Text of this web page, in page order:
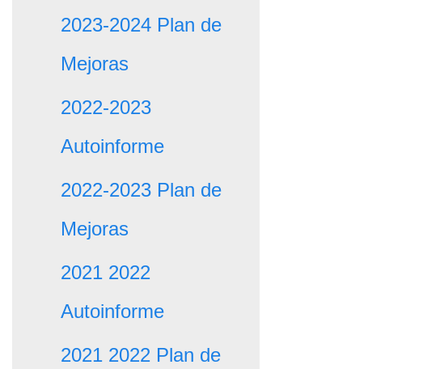
2023-2024 Plan de
Mejoras
2022-2023
Autoinforme
2022-2023 Plan de
Mejoras
2021 2022
Autoinforme
2021 2022 Plan de